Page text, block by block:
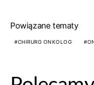
Powiązane tematy
CHIRURG ONKOLOG